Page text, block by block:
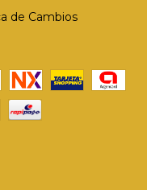
de Cambios